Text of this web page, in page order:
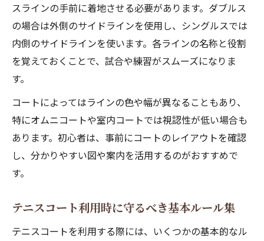
スラインの手前に着地させる必要があります。ダブルス
の場合は外側のサイドラインを使用し、シングルスでは
内側のサイドラインを使います。各ラインの名称と役割
を覚えておくことで、試合や練習がスムーズになりま
す。
コートによってはラインの色や幅が異なることもあり、
特にオムニコートや室内コートでは視認性が低い場合も
あります。初心者は、事前にコートのレイアウトを確認
し、分かりやすい図や案内を活用するのがおすすめで
す。
テニスコート利用時に守るべき基本ルール集
テニスコートを利用する際には、いくつかの基本的なル